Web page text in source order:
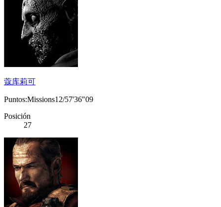
蔻库莉可
Puntos:Missions12/57'36"09
Posición
27